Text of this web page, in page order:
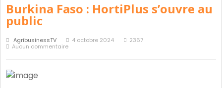
Burkina Faso : HortiPlus s’ouvre au
public
AgribusinessTV 4 octobre 2024
2367
Aucun commentaire